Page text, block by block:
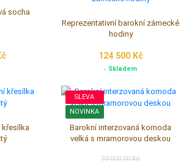
socha
Reprezentativní barokní zámecké
hodiny
124 500 Kč
Skladem
křesílka
SLEVA
NOVINKA
Barokní interzovaná komoda
velká s mramorovou deskou
33 000,00 Kč